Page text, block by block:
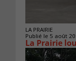
LA PRAIRIE
Publié le 5 août
La Prairie